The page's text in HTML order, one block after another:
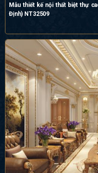
Mẫu thiết kế nội thất biệt thự
Định) NT32509